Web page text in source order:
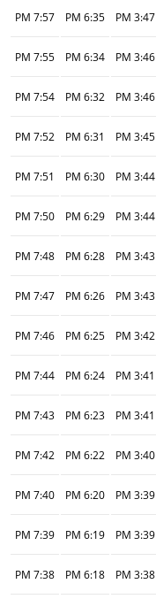
3:47 PM
6:35 PM
7:57 PM
3:46 PM
6:34 PM
7:55 PM
3:46 PM
6:32 PM
7:54 PM
3:45 PM
6:31 PM
7:52 PM
3:44 PM
6:30 PM
7:51 PM
3:44 PM
6:29 PM
7:50 PM
3:43 PM
6:28 PM
7:48 PM
3:43 PM
6:26 PM
7:47 PM
3:42 PM
6:25 PM
7:46 PM
3:41 PM
6:24 PM
7:44 PM
3:41 PM
6:23 PM
7:43 PM
3:40 PM
6:22 PM
7:42 PM
3:39 PM
6:20 PM
7:40 PM
3:39 PM
6:19 PM
7:39 PM
3:38 PM
6:18 PM
7:38 PM